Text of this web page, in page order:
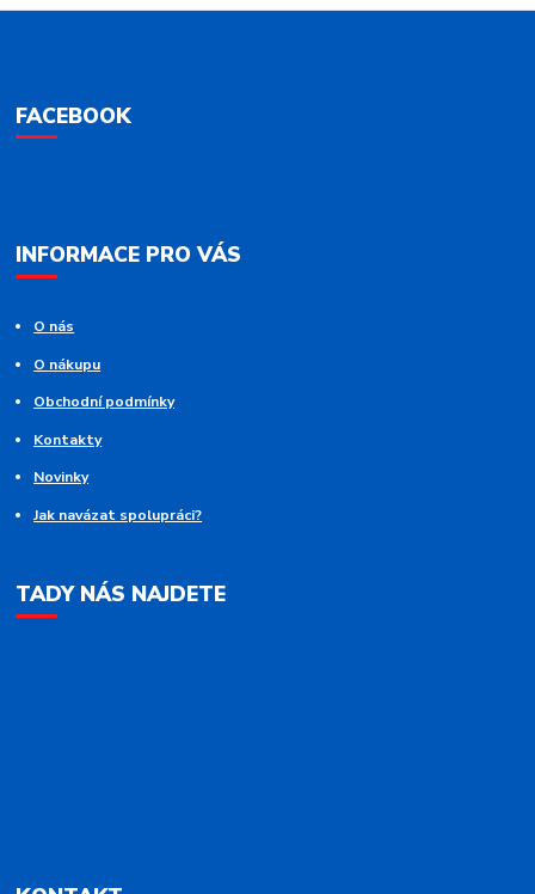
FACEBOOK
INFORMACE PRO VÁS
O nás
O nákupu
Obchodní podmínky
Kontakty
Novinky
Jak navázat spolupráci?
TADY NÁS NAJDETE